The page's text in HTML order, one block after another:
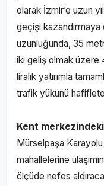
olarak İzmir’e uzun
geçişi kazandırmaya
uzunluğunda, 35
iki geliş olmak
liralık yatırımla
trafik yükünü
Kent
Mürselpaşa
mahallelerine
ölçüde nefes